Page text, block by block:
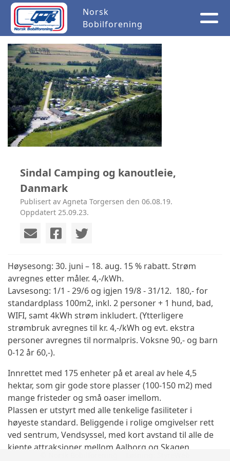
Norsk
Bobilforening
Sindal Camping og kanoutleie,
Danmark
Publisert av Agneta Torgersen den 06.08.19.
Oppdatert 25.09.23.
Høysesong: 30. juni – 18. aug. 15 % rabatt. Strøm
avregnes etter måler. 4,-/kWh.
Lavsesong: 1/1 - 29/6 og igjen 19/8 - 31/12. 180,- for
standardplass 100m2, inkl. 2 personer + 1 hund, bad,
WIFI, samt 4kWh strøm inkludert. (Ytterligere
strømbruk avregnes til kr. 4,-/kWh og evt. ekstra
personer avregnes til normalpris. Voksne 90,- og barn
0-12 år 60,-).
Innrettet med 175 enheter på et areal av hele 4,5
hektar, som gir gode store plasser (100-150 m2) med
mange fristeder og små oaser imellom.
Plassen er utstyrt med alle tenkelige fasiliteter i
høyeste standard. Beliggende i rolige omgivelser rett
ved sentrum, Vendsyssel, med kort avstand til alle de
kjente attraksjoner mellom Aalborg og Skagen.